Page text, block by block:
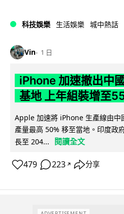
科技娛樂 生活娛樂 城中熱話
Vin 1 日
iPhone 加速撤出中
基地 上年組裝增至
Apple 加速將 iPhone 生產線由中
產量最高 50% 移至當地。印度政
長至 204...
閱讀全文
479 223 ↗ 分享